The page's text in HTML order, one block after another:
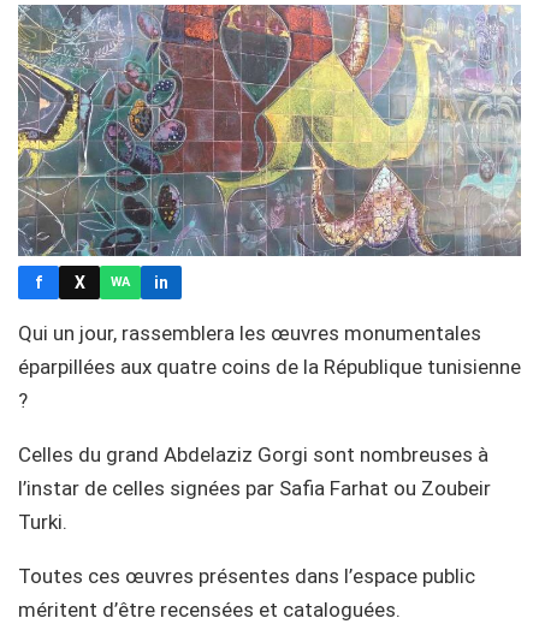
f X WA in
Qui un jour, rassemblera les œuvres monumentales
éparpillées aux quatre coins de la République tunisienne
?
Celles du grand Abdelaziz Gorgi sont nombreuses à
l’instar de celles signées par Safia Farhat ou Zoubeir
Turki.
Toutes ces œuvres présentes dans l’espace public
méritent d’être recensées et cataloguées.